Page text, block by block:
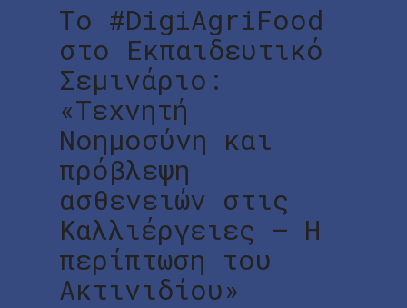
Το #DigiAgriFood
στο Εκπαιδευτικό
Σεμινάριο:
«Τεχνητή
Νοημοσύνη και
πρόβλεψη
ασθενειών στις
Καλλιέργειες – Η
περίπτωση του
Ακτινιδίου»